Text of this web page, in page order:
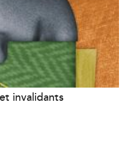
invalidants